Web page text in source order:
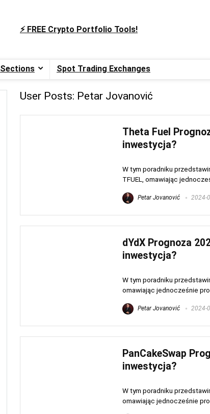
⚡️ FREE Crypto Portfolio Tools!
Sections Spot Trading Exchanges
User Posts: Petar Jovanović
Theta Fuel
inwestycja?
W tym poradniku
TFUEL, omawiając
Petar Jovanović 2024-
dYdX Prognoza
inwestycja?
W tym poradniku
omawiając jednocześnie
Petar Jovanović 2024-
PanCakeSwap
inwestycja?
W tym poradniku
omawiając jednocześnie